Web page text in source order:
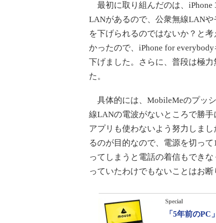
最初に取り組んだのは、iPhone
LANがあるので、公衆無線LAN
を下げられるのではないか？と
かったので、iPhone for
下げました。さらに、普段は極
た。
具体的には、MobileMeのプッ
線LANの電波がないところで勝
アプリも使わないよう努力しま
るのが目的なので、電源を切っ
ってしまうと電話の着信もでき
っていたわけでもないことはお断
Special
「5年前の